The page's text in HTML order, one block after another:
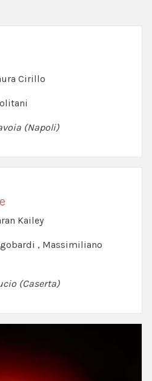
Cirillo
(Napoli)
Kailey
, Massimiliano
(Caserta)